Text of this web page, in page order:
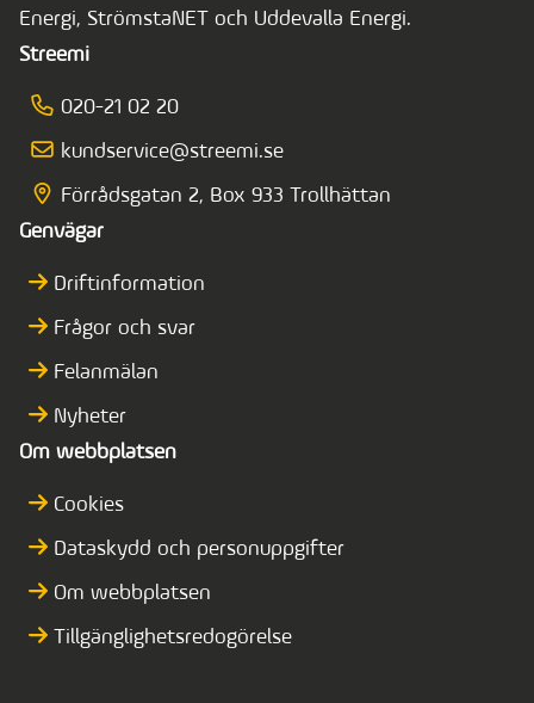
Energi, StrömstaNET och Uddevalla Energi.
Streemi
020-21 02 20
kundservice@streemi.se
Förrådsgatan 2, Box 933 Trollhättan
Genvägar
Driftinformation
Frågor och svar
Felanmälan
Nyheter
Om webbplatsen
Cookies
Dataskydd och personuppgifter
Om webbplatsen
Tillgänglighetsredogörelse